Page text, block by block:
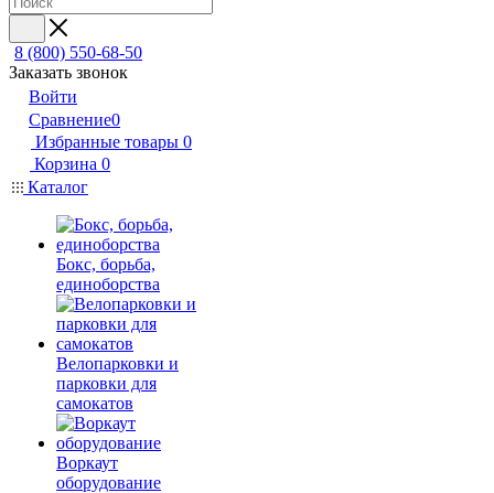
8 (800) 550-68-50
Заказать звонок
Войти
Сравнение0
Избранные товары 0
Корзина 0
Каталог
Бокс, борьба,
единоборства
Велопарковки и
парковки для
самокатов
Воркаут
оборудование